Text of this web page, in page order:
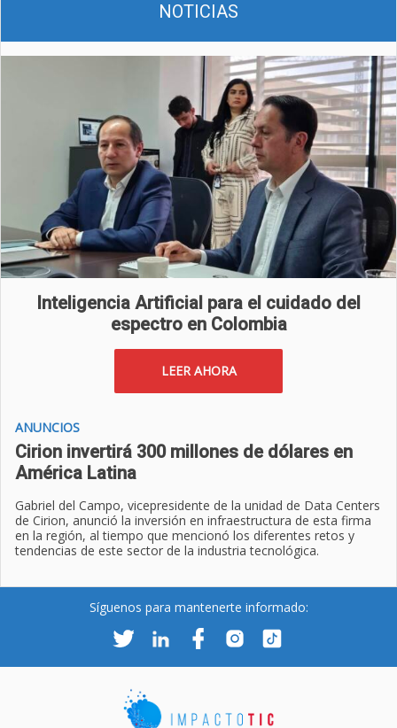
NOTICIAS
Inteligencia Artificial para el cuidado del
espectro en Colombia
LEER AHORA
ANUNCIOS
Cirion invertirá 300 millones de dólares en
América Latina
Gabriel del Campo, vicepresidente de la unidad de Data Centers
de Cirion, anunció la inversión en infraestructura de esta firma
en la región, al tiempo que mencionó los diferentes retos y
tendencias de este sector de la industria tecnológica.
Síguenos para mantenerte informado: